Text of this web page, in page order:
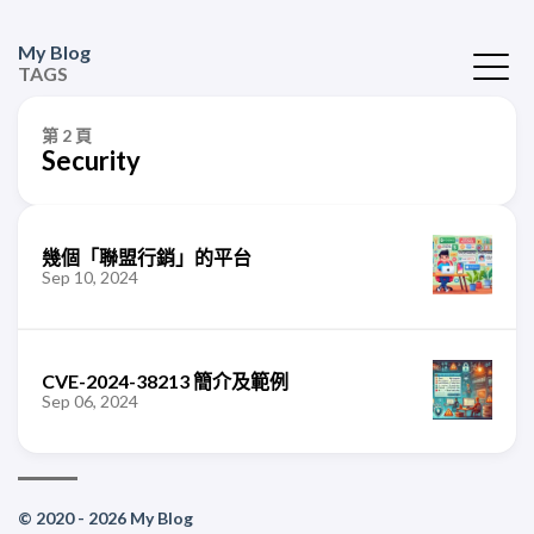
My Blog
TAGS
第 2 頁
Security
幾個「聯盟行銷」的平台
Sep 10, 2024
CVE-2024-38213 簡介及範例
Sep 06, 2024
© 2020 - 2026 My Blog